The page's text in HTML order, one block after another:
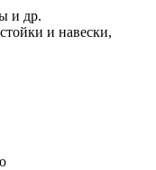
и др.
и навески,